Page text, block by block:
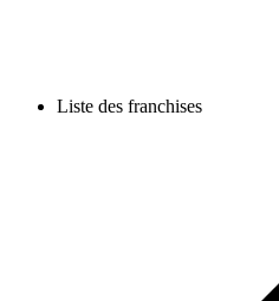
Liste des franchises